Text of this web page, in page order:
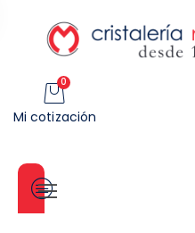
0
Mi cotización
Categorías